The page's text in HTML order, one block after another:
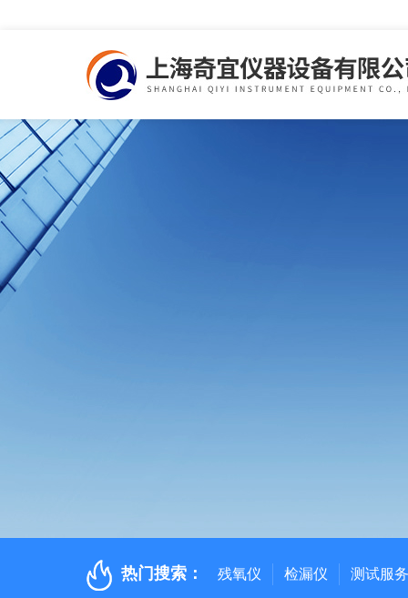
热门搜索： 残氧仪 检漏仪 测试服务